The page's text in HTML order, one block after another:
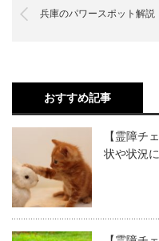
兵庫のパワースポット解説
おすすめ記事
【霊障チ
状や状況